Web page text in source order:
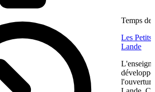
Temps de
Les Petits
Lande